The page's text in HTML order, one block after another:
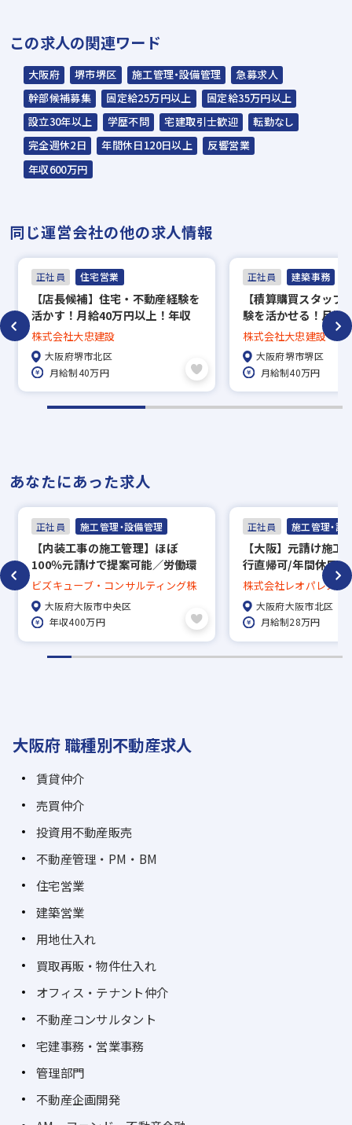
内定
☆入社時期は相談に応じます。現在、在職中
の方も積極的にご応募ください。
☆応募の秘密は厳守いたします。
経験を活かして一緒に
す！
この求人の関連ワード
大阪府 堺市堺区 施工管理・設備管理
急募求人
幹部候補募集
固定給25万円以上
固定給35万円以上
設立30年以上
学歴不問 宅建取引士歓迎
転勤なし
完全週休2日
年間休日120日以上
反響営業
年収600万円
同じ運営会社の他の求人情報
正社員 住宅営業
【店長候補】住宅・不動産経験を
活かす！月給40万円以上！年収
600万円可×年休125日
株式会社大忠建設
大阪府堺市北区
月給制40万円
正社員 建築事務
【積算購買スタッフ
験を活かせる！月給
年収600万円可×年
株式会社大忠建設
大阪府堺市堺区
月給制40万円
あなたにあった求人
正社員 施工管理・設備管理
【内装工事の施工管理】ほぼ
100％元請けで提案可能／労働環
境良／年間128日休み！
ビズキューブ・コンサルティング株
式会社
大阪府大阪市中央区
年収400万円
正社員 施工管理・設
【大阪】元請け施工
行直帰可/年間休日
生充実◎/プライム
約4,000名の大手企
く働きやすい環境
株式会社レオパレス21
大阪府大阪市北区
月給制28万円
大阪府 職種別不動産求人
賃貸仲介
売買仲介
投資用不動産販売
不動産管理・PM・BM
住宅営業
建築営業
用地仕入れ
買取再販・物件仕入れ
オフィス・テナント仲介
不動産コンサルタント
宅建事務・営業事務
管理部門
不動産企画開発